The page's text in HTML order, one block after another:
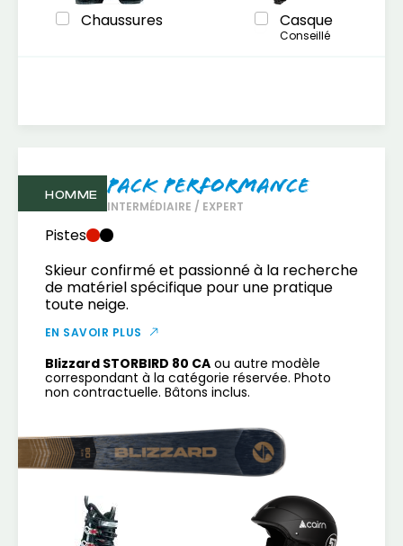
Chaussures Casque
Conseillé
HOMME Pack Performance
INTERMÉDIAIRE / EXPERT
Pistes
Skieur confirmé et passionné à la recherche
de matériel spécifique pour une pratique
toute neige.
EN SAVOIR PLUS
Blizzard STORBIRD 80 CA ou autre modèle
correspondant à la catégorie réservée. Photo
non contractuelle. Bâtons inclus.